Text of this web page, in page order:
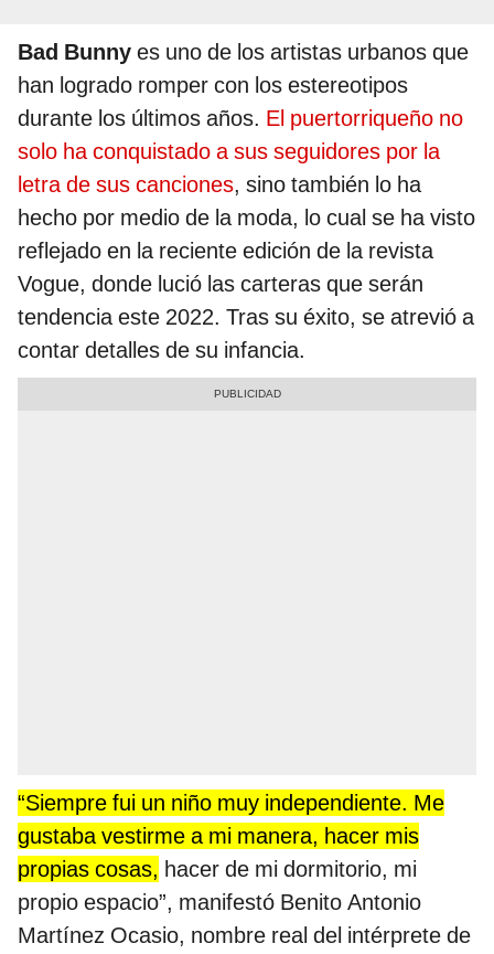
Bad Bunny es uno de los artistas urbanos que
han logrado romper con los estereotipos
durante los últimos años. El puertorriqueño no
solo ha conquistado a sus seguidores por la
letra de sus canciones, sino también lo ha
hecho por medio de la moda, lo cual se ha visto
reflejado en la reciente edición de la revista
Vogue, donde lució las carteras que serán
tendencia este 2022. Tras su éxito, se atrevió a
contar detalles de su infancia.
“Siempre fui un niño muy independiente. Me
gustaba vestirme a mi manera, hacer mis
propias cosas, hacer de mi dormitorio, mi
propio espacio”, manifestó Benito Antonio
Martínez Ocasio, nombre real del intérprete de